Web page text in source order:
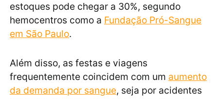
estoques pode chegar a 30%, segundo
hemocentros como a Fundação Pró-Sangue
em São Paulo.
Além disso, as festas e viagens
frequentemente coincidem com um aumento
da demanda por sangue, seja por acidentes